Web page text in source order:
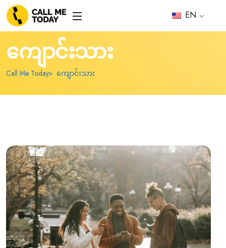
EN
ကျောင်းသား
Call Me Today ကျောင်းသား